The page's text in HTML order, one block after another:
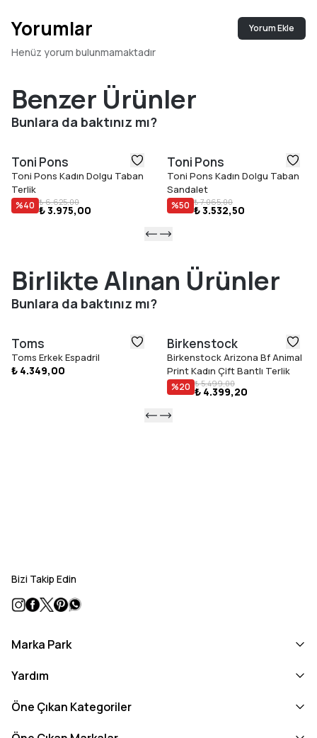
elbiselerden keten pantolonlara, günlük kombinlerden tatil
görünümlerine kadar geniş bir yelpazede yer bulur. Bu model
gerçek bedene uyar; iki beden arasında kaldığınızda büyük
bir arada arayanlar için Noa; çok yönlü ve giyilebilir bir yaz
seçeneğidir ve gardıropta pratik bir tamamlayıcı olur.
Öne Çıkan Özellikler
Jüt taban (3 cm)
Kaymaz kauçuk dış taban
Dolgulu iç taban
İspanya'da el dikişi
Yorumlar Yorum Ekle
Henüz yorum bulunmamaktadır
Benzer Ürünler
Bunlara da baktınız mı?
Toni Pons
Toni Pons Kadın Dolgu Taban
Terlik
%40 ₺ 6.625,00
₺ 3.975,00
Toni Pons
Toni Pons Kadın Dolgu Taban
Sandalet
%50 ₺ 7.065,00
₺ 3.532,50
Birlikte Alınan Ürünler
Bunlara da baktınız mı?
Toms
Toms Erkek Espadril
₺ 4.349,00
Birkenstock
Birkenstock Arizona Bf Animal
Print Kadın Çift Bantlı Terlik
%20 ₺ 5.499,00
₺ 4.399,20
Bizi Takip Edin
Marka Park
Yardım
Öne Çıkan Kategoriler